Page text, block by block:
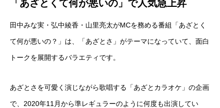
「あざとくて何が悪いの」で人気急上昇
田中みな実・弘中綾香・山里亮太がMCを務める番組「あざとく
て何が悪いの？」は、「あざとさ」がテーマになっていて、面白
トークを展開するバラエティです。
あざとさを可愛く演じながら歌唱する「あざとカラオケ」の企画
で、2020年11月から準レギュラーのように何度も出演してい